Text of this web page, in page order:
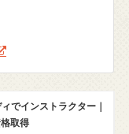
でインストラクター｜
取得